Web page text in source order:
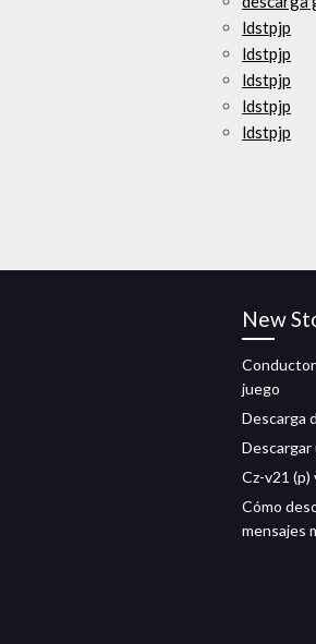
ldstpjp
ldstpjp
ldstpjp
ldstpjp
ldstpjp
New
juego
Descarga
Descargar
Cz-v21
Cómo
mensajes